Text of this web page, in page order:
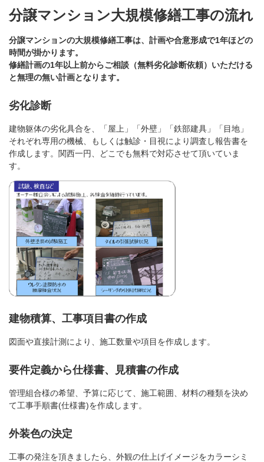
分譲マンション大規模修繕工事の流れ
分譲マンションの大規模修繕工事は、計画や合意形成で1年ほどの
時間が掛かります。
修繕計画の1年以上前からご相談（無料劣化診断依頼）いただける
と無理の無い計画となります。
劣化診断
建物躯体の劣化具合を、「屋上」「外壁」「鉄部建具」「目地」
それぞれ専用の機械、もしくは触診・目視により調査し報告書を
作成します。関西一円、どこでも無料で対応させて頂いていま
す。
建物積算、工事項目書の作成
図面や直接計測により、施工数量や項目を作成します。
要件定義から仕様書、見積書の作成
管理組合様の希望、予算に応じて、施工範囲、材料の種類を決め
て工事手順書(仕様書)を作成します。
外装色の決定
工事の発注を頂きましたら、外観の仕上げイメージをカラーシミ